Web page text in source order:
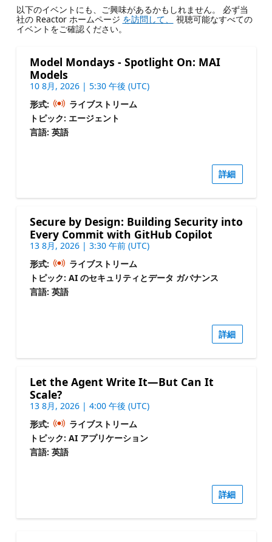
以下のイベントにも、ご興味があるかもしれません。 必ず当
社の Reactor ホームページ を訪問して、
視聴可能なすべての
イベントをご確認ください。
Model Mondays - Spotlight On: MAI
Models
10 8月, 2026 | 5:30 午後 (UTC)
形式:
ライブストリーム
トピック: エージェント
言語: 英語
詳細
Secure by Design: Building Security into
Every Commit with GitHub Copilot
13 8月, 2026 | 3:30 午前 (UTC)
形式:
ライブストリーム
トピック: AI のセキュリティとデータ ガバナンス
言語: 英語
詳細
Let the Agent Write It—But Can It
Scale?
13 8月, 2026 | 4:00 午後 (UTC)
形式:
ライブストリーム
トピック: AI アプリケーション
言語: 英語
詳細